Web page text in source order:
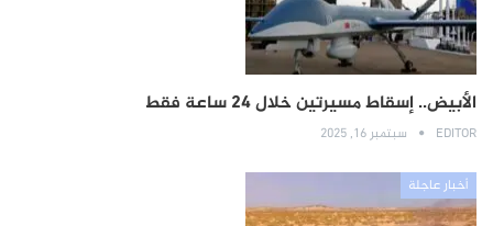
الأبيض.. إسقاط مسيرتين خلال 24 ساعة فقط
EDITOR سبتمبر 16, 2025
أخبار عاجلة